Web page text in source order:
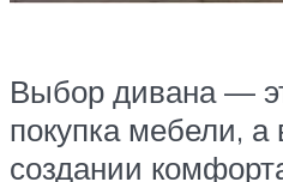
Выбор дивана —
покупка мебели,
создании